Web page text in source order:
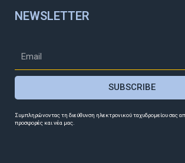
NEWSLETTER
SUBSCRIBE
Συμπληρώνοντας τη διεύθυνση ηλεκτρονικού ταχυδρομείου σας
προσφορές και νέα μας.